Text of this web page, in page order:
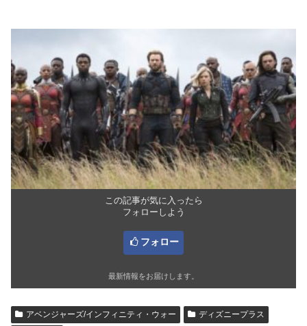
この記事が気に入ったら
フォローしよう
フォロー
最新情報をお届けします。
アベンジャーズ/インフィニティ・ウォー
ディズニープラス